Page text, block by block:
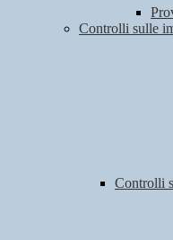
Controlli sulle
Controlli